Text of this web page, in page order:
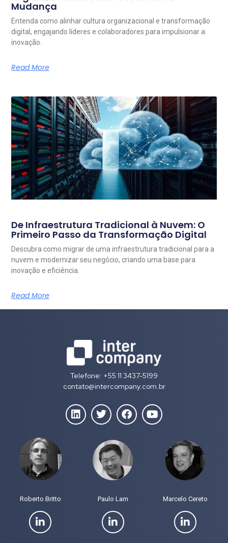
Mudança
Entenda como alinhar cultura organizacional e transformação
digital, engajando líderes e colaboradores para impulsionar a
inovação.
Read More
De Infraestrutura Tradicional à Nuvem: O
Primeiro Passo da Transformação Digital
Descubra como migrar de uma infraestrutura tradicional para a
nuvem e modernizar seu negócio, criando uma base para
inovação e eficiência.
Read More
Telefone: +55 11 3437-5199
contato@intercompany.com.br
Roberto Britto Paulo Lam Marcelo Cereto